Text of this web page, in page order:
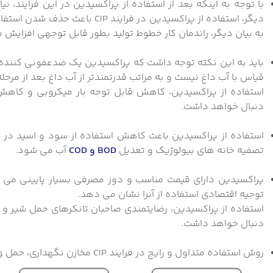
با توجه به اینکه بعد از استفاده از پراکسیدین در این
به بیان دیگر، راندمان کار خطوط تولید بطور قابل توجهی افزایش
قیاس با آب داغ نیست و به مراتب قدرتمندتر از آب داغ بعد از
استفاده از پراکسیدین، کاهش قابل توجه بار میکروبی و
دنبال خواهد داشت.
تصفیه خانه های بیولوژیک و تعدیل BOD و COD
آب می شود.
پراکسیدین دارای قیمت مناسب و دوز مصرفی بسیار پایینی
توجیه اقتصادی استفاده از آنرا نشان می دهد.
استفاده از پراکسیدین، رضایتمندی صاحبان تانکرهای حمل
دنبال خواهد داشت.
روش استفاده متداول و رایج در فرایند CIP مخازن نگهداری، حمل و تحویل شیر